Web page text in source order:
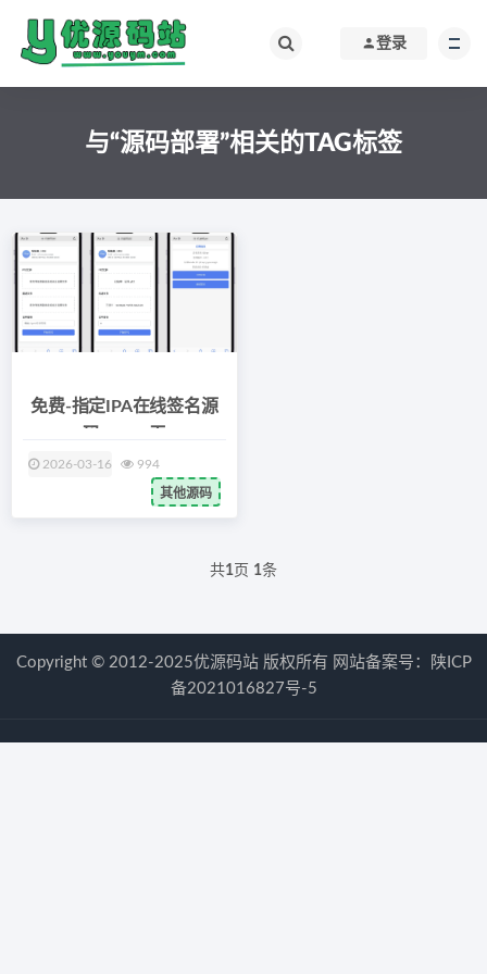
登录
与“源码部署”相关的TAG标签
免费-指定IPA在线签名源
2026-03-16 994
其他源码
共1 页 1条
Copyright © 2012-2025优源码站 版权所有 网站备案号：
陕ICP
备2021016827号-5